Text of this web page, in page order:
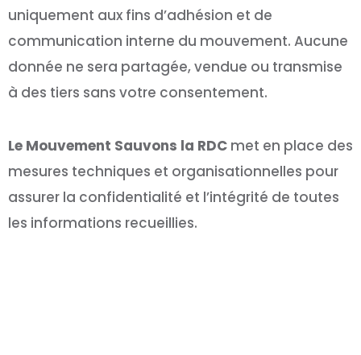
uniquement aux fins d’adhésion et de
communication interne du mouvement. Aucune
donnée ne sera partagée, vendue ou transmise
à des tiers sans votre consentement.
Le Mouvement Sauvons la RDC met en place des
mesures techniques et organisationnelles pour
assurer la confidentialité et l’intégrité de toutes
les informations recueillies.